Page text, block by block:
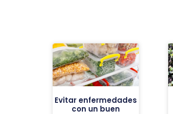
Evitar enfermedades
con un buen